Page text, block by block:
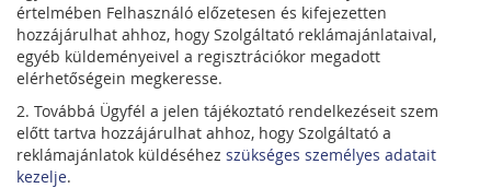
értelmében Felhasználó előzetesen és kifejezetten
hozzájárulhat ahhoz, hogy Szolgáltató reklámajánlataival,
egyéb küldeményeivel a regisztrációkor megadott
elérhetőségein megkeresse.
2. Továbbá Ügyfél a jelen tájékoztató rendelkezéseit szem
előtt tartva hozzájárulhat ahhoz, hogy Szolgáltató a
reklámajánlatok küldéséhez szükséges személyes adatait
kezelje.